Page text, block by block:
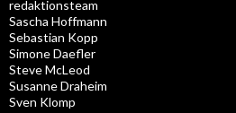
redaktionsteam
Sascha Hoffmann
Sebastian Kopp
Simone Daefler
Steve McLeod
Susanne Draheim
Sven Klomp